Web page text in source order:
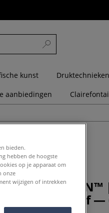
kunst Druktechnieken
aanbiedingen
& NEWTON™
acrylverf
bieden.
hebben de hoogste
op je apparaat om
onze
wijzigen of intrekken